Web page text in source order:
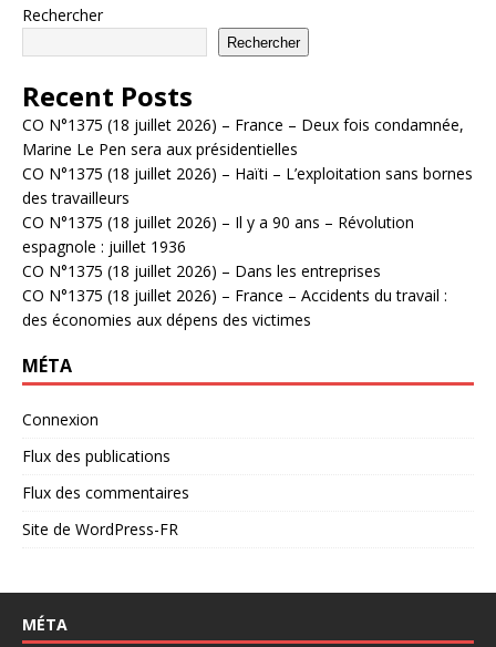
Rechercher
Rechercher
Recent Posts
CO N°1375 (18 juillet 2026) – France – Deux fois condamnée,
Marine Le Pen sera aux présidentielles
CO N°1375 (18 juillet 2026) – Haïti – L’exploitation sans bornes
des travailleurs
CO N°1375 (18 juillet 2026) – Il y a 90 ans – Révolution
espagnole : juillet 1936
CO N°1375 (18 juillet 2026) – Dans les entreprises
CO N°1375 (18 juillet 2026) – France – Accidents du travail :
des économies aux dépens des victimes
MÉTA
Connexion
Flux des publications
Flux des commentaires
Site de WordPress-FR
MÉTA